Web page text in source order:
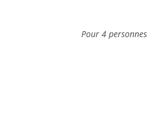
Pour 4 personnes